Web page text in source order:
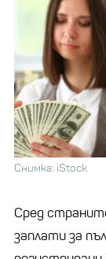
Снимка: iStock
Сред
заплати за